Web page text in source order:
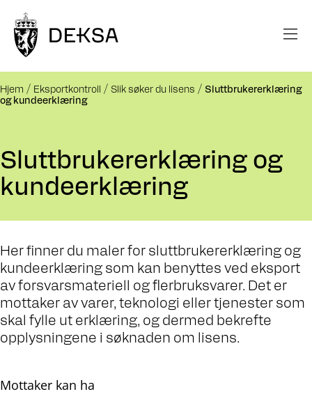
Hjem Eksportkontroll Slik søker du lisens
Sluttbrukererklæring
og kundeerklæring
Sluttbrukererklæring og
kundeerklæring
Her finner du maler for sluttbrukererklæring og
kundeerklæring som kan benyttes ved eksport
av forsvarsmateriell og flerbruksvarer. Det er
mottaker av varer, teknologi eller tjenester som
skal fylle ut erklæring, og dermed bekrefte
opplysningene i søknaden om lisens.
Mottaker kan ha